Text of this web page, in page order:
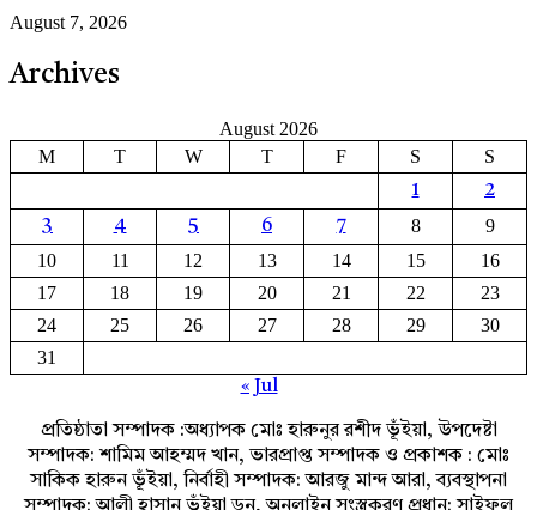
August 7, 2026
Archives
August 2026
M
T W T F S S
1
2
3
4 5 6 7 8
9
10
11 12 13 14 15
16
17
18 19 20 21 22
23
24
25 26 27 28 29
30
31
« Jul
প্রতিষ্ঠাতা সম্পাদক :অধ্যাপক মোঃ হারুনুর রশীদ ভূঁইয়া, উপদেষ্টা
সম্পাদক: শামিম আহম্মদ খান, ভারপ্রাপ্ত সম্পাদক ও প্রকাশক : মোঃ
সাকিক হারুন ভূঁইয়া, নির্বাহী সম্পাদক: আরজু মান্দ আরা, ব্যবস্থাপনা